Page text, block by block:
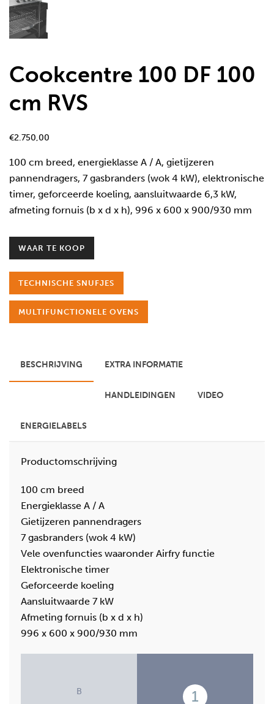
Cookcentre 100 DF 100
cm RVS
€2.750,00
100 cm breed, energieklasse A / A, gietijzeren
pannendragers, 7 gasbranders (wok 4 kW), elektronische
timer, geforceerde koeling, aansluitwaarde 6,3 kW,
afmeting fornuis (b x d x h), 996 x 600 x 900/930 mm
WAAR TE KOOP
TECHNISCHE SNUFJES
MULTIFUNCTIONELE OVENS
BESCHRIJVING EXTRA INFORMATIE
HANDLEIDINGEN VIDEO
ENERGIELABELS
Productomschrijving
100 cm breed
Energieklasse A / A
Gietijzeren pannendragers
7 gasbranders (wok 4 kW)
Vele ovenfuncties waaronder Airfry functie
Elektronische timer
Geforceerde koeling
Aansluitwaarde 7 kW
Afmeting fornuis (b x d x h)
996 x 600 x 900/930 mm
B
1